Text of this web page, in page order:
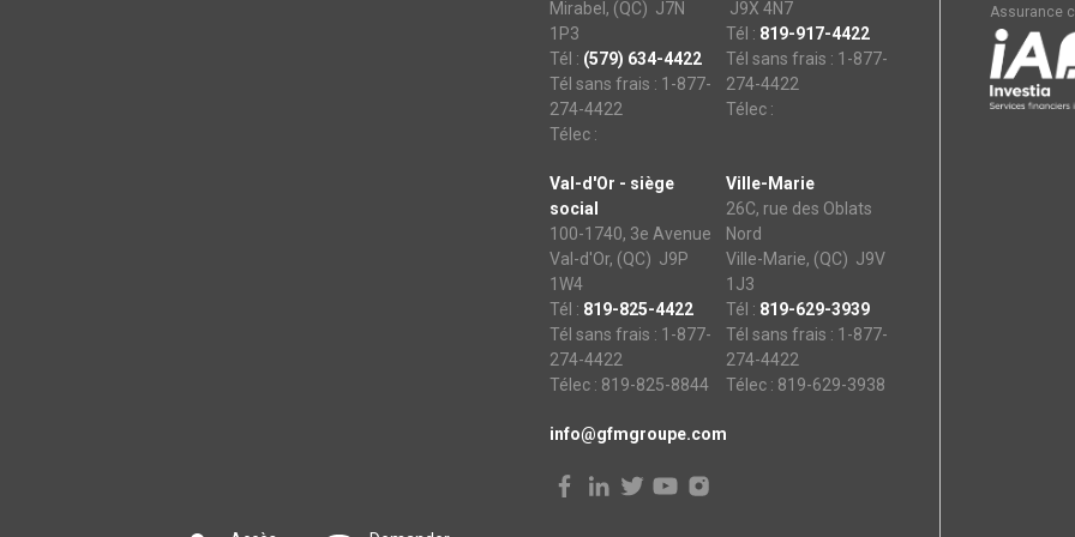
Mirabel, (QC) J7N
1P3
Tél : (579) 634-4422
Tél sans frais : 1-877-
274-4422
Télec :
J9X 4N7
Tél : 819-917-4422
Tél sans frais : 1-877-
274-4422
Télec :
Val-d'Or - siège
social
100-1740, 3e Avenue
Val-d'Or, (QC) J9P
1W4
Tél : 819-825-4422
Tél sans frais : 1-877-
274-4422
Télec : 819-825-8844
Ville-Marie
26C, rue des Oblats
Nord
Ville-Marie, (QC) J9V
1J3
Tél : 819-629-3939
Tél sans frais : 1-877-
274-4422
Télec : 819-629-3938
info@gfmgroupe.com
Assurance